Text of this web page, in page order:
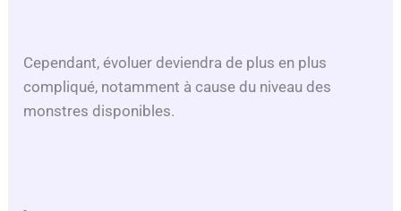
Cependant, évoluer deviendra de plus en plus
compliqué, notamment à cause du niveau des
monstres disponibles.